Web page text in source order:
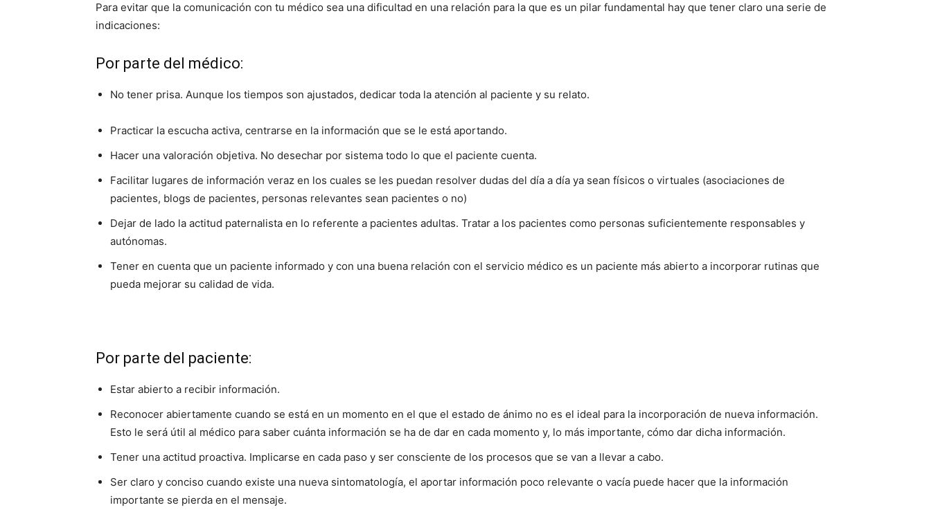
Para evitar que la comunicación con tu médico sea una dificultad en una relación para la que es un pilar fundamental hay que tener claro una serie de
indicaciones:
Por parte del médico:
No tener prisa. Aunque los tiempos son ajustados, dedicar toda la atención al paciente y su relato.
Practicar la escucha activa, centrarse en la información que se le está aportando.
Hacer una valoración objetiva. No desechar por sistema todo lo que el paciente cuenta.
Facilitar lugares de información veraz en los cuales se les puedan resolver dudas del día a día ya sean físicos o virtuales (asociaciones de
pacientes, blogs de pacientes, personas relevantes sean pacientes o no)
Dejar de lado la actitud paternalista en lo referente a pacientes adultas. Tratar a los pacientes como personas suficientemente responsables y
autónomas.
Tener en cuenta que un paciente informado y con una buena relación con el servicio médico es un paciente más abierto a incorporar rutinas que
pueda mejorar su calidad de vida.
Por parte del paciente:
Estar abierto a recibir información.
Reconocer abiertamente cuando se está en un momento en el que el estado de ánimo no es el ideal para la incorporación de nueva información.
Esto le será útil al médico para saber cuánta información se ha de dar en cada momento y, lo más importante, cómo dar dicha información.
Tener una actitud proactiva. Implicarse en cada paso y ser consciente de los procesos que se van a llevar a cabo.
Ser claro y conciso cuando existe una nueva sintomatología, el aportar información poco relevante o vacía puede hacer que la información
importante se pierda en el mensaje.